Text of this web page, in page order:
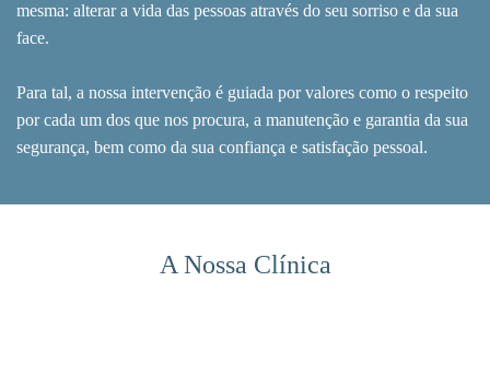
mesma: alterar a vida das pessoas através do seu sorriso e da sua
face.
Para tal, a nossa intervenção é guiada por valores como o respeito
por cada um dos que nos procura, a manutenção e garantia da sua
segurança, bem como da sua confiança e satisfação pessoal.
A Nossa Clínica